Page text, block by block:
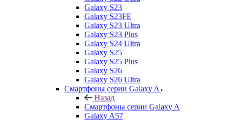
Galaxy S23
Galaxy S23FE
Galaxy S23 Ultra
Galaxy S23 Plus
Galaxy S24 Ultra
Galaxy S25
Galaxy S25 Plus
Galaxy S26
Galaxy S26 Ultra
Смартфоны серии Galaxy A
Назад
Смартфоны серии Galaxy A
Galaxy A57